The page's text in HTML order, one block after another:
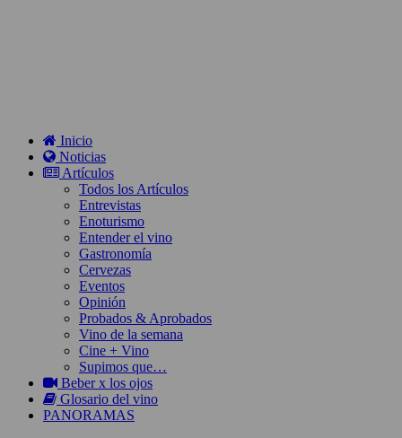
Inicio
Noticias
Artículos
Todos los Artículos
Entrevistas
Enoturismo
Entender el vino
Gastronomía
Cervezas
Eventos
Opinión
Probados & Aprobados
Vino de la semana
Cine + Vino
Supimos que…
Beber x los ojos
Glosario del vino
PANORAMAS